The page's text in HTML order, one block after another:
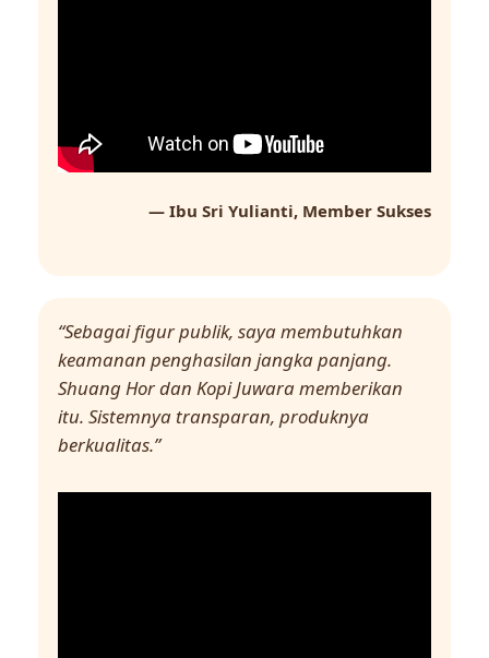
— Ibu Sri Yulianti, Member Sukses
“Sebagai figur publik, saya membutuhkan
keamanan penghasilan jangka panjang.
Shuang Hor dan Kopi Juwara memberikan
itu. Sistemnya transparan, produknya
berkualitas.”